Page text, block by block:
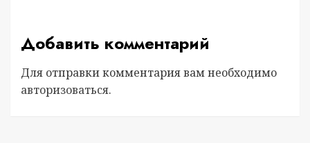
Добавить комментарий
Для отправки комментария вам необходимо
авторизоваться.